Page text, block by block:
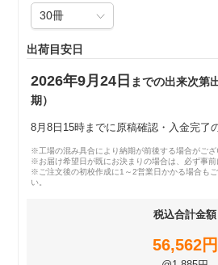
出荷目安日
2026年9月24日 までの出来次第
期）
8月8日15時までに原稿確認・入金完了
※工場の混み具合により納期が前後する場合がござ
※お届け希望日が既にお決まりの場合は、必ず事前
※ご注文後の初校作成に1～2営業日かかる場合も
い。
税込合計金額
56,562円